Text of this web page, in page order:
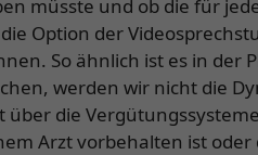
müsste und ob die für
Option der
So ähnlich ist es in der
werden wir nicht die
die
Arzt vorbehalten ist